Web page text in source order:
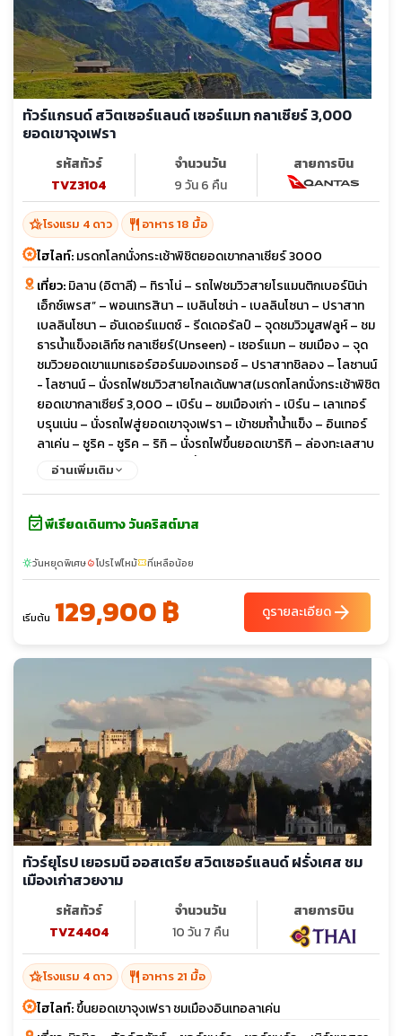
ทัวร์แกรนด์ สวิตเซอร์แลนด์ เซอร์แมท กลาเซียร์ 3,000
ยอดเขาจุงเฟรา
รหัสทัวร์
TVZ3104
จำนวนวัน
9 วัน 6 คืน
สายการบิน
hotel_classโรงแรม 4 ดาว restaurant อาหาร 18 มื้อ
ไฮไลท์:มรดกโลกนั่งกระเช้าพิชิตยอดเขากลาเซียร์ 3000
เที่ยว:มิลาน (อิตาลี) – ทิราโน่ – รถไฟชมวิวสายโรแมนติกเบอร์นิน่า
เอ็กซ์เพรส” – พอนเทรสินา – เบลินโซน่า - เบลลินโซนา – ปราสาท
เบลลินโซนา – อันเดอร์แมตซ์ - รีดเดอรัลป์ – จุดชมวิวมูสฟลูห์ – ชม
ธารน้ำแข็งอเลิท์ซ กลาเซียร์(Unseen) - เซอร์แมท – ชมเมือง – จุด
ชมวิวยอดเขาแมทเธอร์ฮอร์นมองเทรอซ์ – ปราสาทชิลอง – โลซานน์
- โลซานน์ – นั่งรถไฟชมวิวสายโกลเด้นพาส(มรดกโลกนั่งกระเช้าพิชิต
ยอดเขากลาเซียร์ 3,000 – เบิร์น – ชมเมืองเก่า - เบิร์น – เลาเทอร์
บรุนเน่น – นั่งรถไฟสู่ยอดเขาจุงเฟรา – เข้าชมถ้ำน้ำแข็ง – อินเทอร์
ลาเค่น – ซูริค - ซูริค – ริกิ – นั่งรถไฟขึ้นยอดเขาริกิ – ล่องทะเลสาบ
ลูเซิร์นชมเมืองลูเซิร์น – ซูริค - น้ำตกไรน์ – ซูริค – ชมเมือง – โบสถ์
อ่านเพิ่มเติม
event_availableพีเรียดเดินทาง วันคริสต์มาส
sunnyวันหยุดพิเศษlocal_fire_departmentโปรไฟไหม้confirmation_numberที่เหลือน้อย
เริ่มต้น 129,900 ฿ ดูรายละเอียดarrow_forward
ทัวร์ยุโรป เยอรมนี ออสเตรีย สวิตเซอร์แลนด์ ฝรั่งเศส ชม
เมืองเก่าสวยงาม
รหัสทัวร์
TVZ4404
จำนวนวัน
10 วัน 7 คืน
สายการบิน
hotel_classโรงแรม 4 ดาว restaurant อาหาร 21 มื้อ
ไฮไลท์:ขึ้นยอดเขาจุงเฟรา ชมเมืองอินเทอลาเค่น